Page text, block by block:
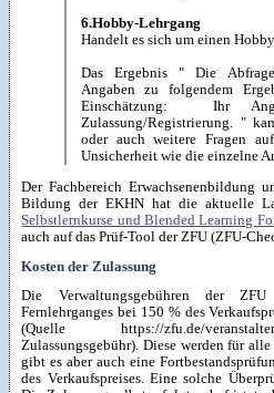
6.Hobby-Lehrgang
Handelt es sich um einen
Das Ergebnis " Die
Angaben zu folgendem
Einschätzung: Ihr
Zulassung/Registrierung. "
oder auch weitere Fragen
Unsicherheit wie die einzelne
Der Fachbereich Erwachsenenbildung
Bildung der EKHN hat die aktuelle
Selbstlernkurse und Blended Learning
auch auf das Prüf-Tool der ZFU (ZFU-
Kosten der Zulassung
Die Verwaltungsgebühren der
Fernlehrganges bei 150 % des
(Quelle https://zfu.de/
Zulassungsgebühr). Diese werden für
gibt es aber auch eine
des Verkaufspreises. Eine solche